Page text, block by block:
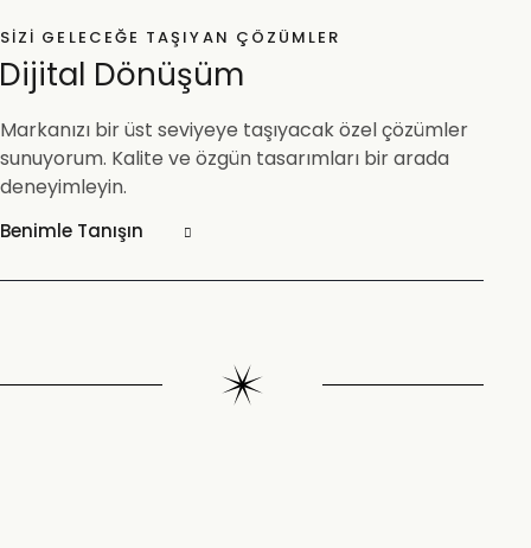
SIZI GELECEĞE TAŞIYAN ÇÖZÜMLER
Dijital Dönüşüm
Markanızı bir üst seviyeye taşıyacak özel çözümler
sunuyorum. Kalite ve özgün tasarımları bir arada
deneyimleyin.
Benimle Tanışın